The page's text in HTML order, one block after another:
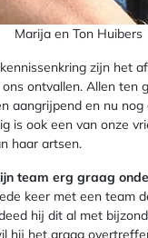
Marija en Ton Huibers
zijn het
ontvallen. Allen ten
aangrijpend en nu
is ook een van onze
haar artsen.
team erg graag
keer met een team
hij dit al met
hij het graag